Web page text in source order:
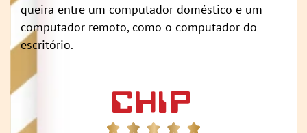
queira entre um computador doméstico e um
computador remoto, como o computador do
escritório.